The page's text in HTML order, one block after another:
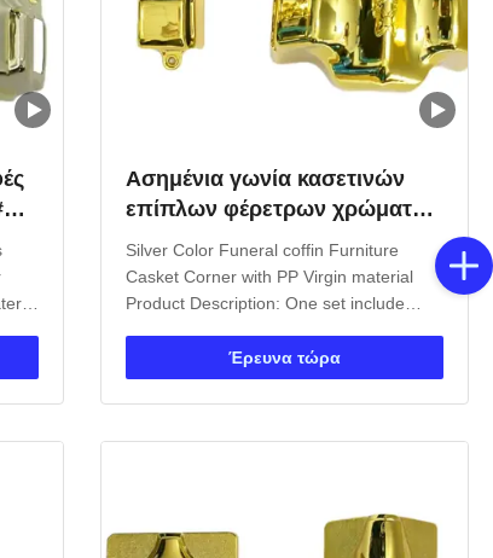
Ασημένια γωνία κασετινών
επίπλων φέρετρων χρώματος
νεκρική με το υλικό PP Virgin
Silver Color Funeral coffin Furniture
Casket Corner with PP Virgin material
Product Description: One set include
casket corners, 2pcs 80' long steel bars
(203cm) and 2pcs 26' short steel bars
(66cm). Item Name TX-Model 3#
Material PP Reycle, ABS Color Gold, ...
Έρευνα τώρα